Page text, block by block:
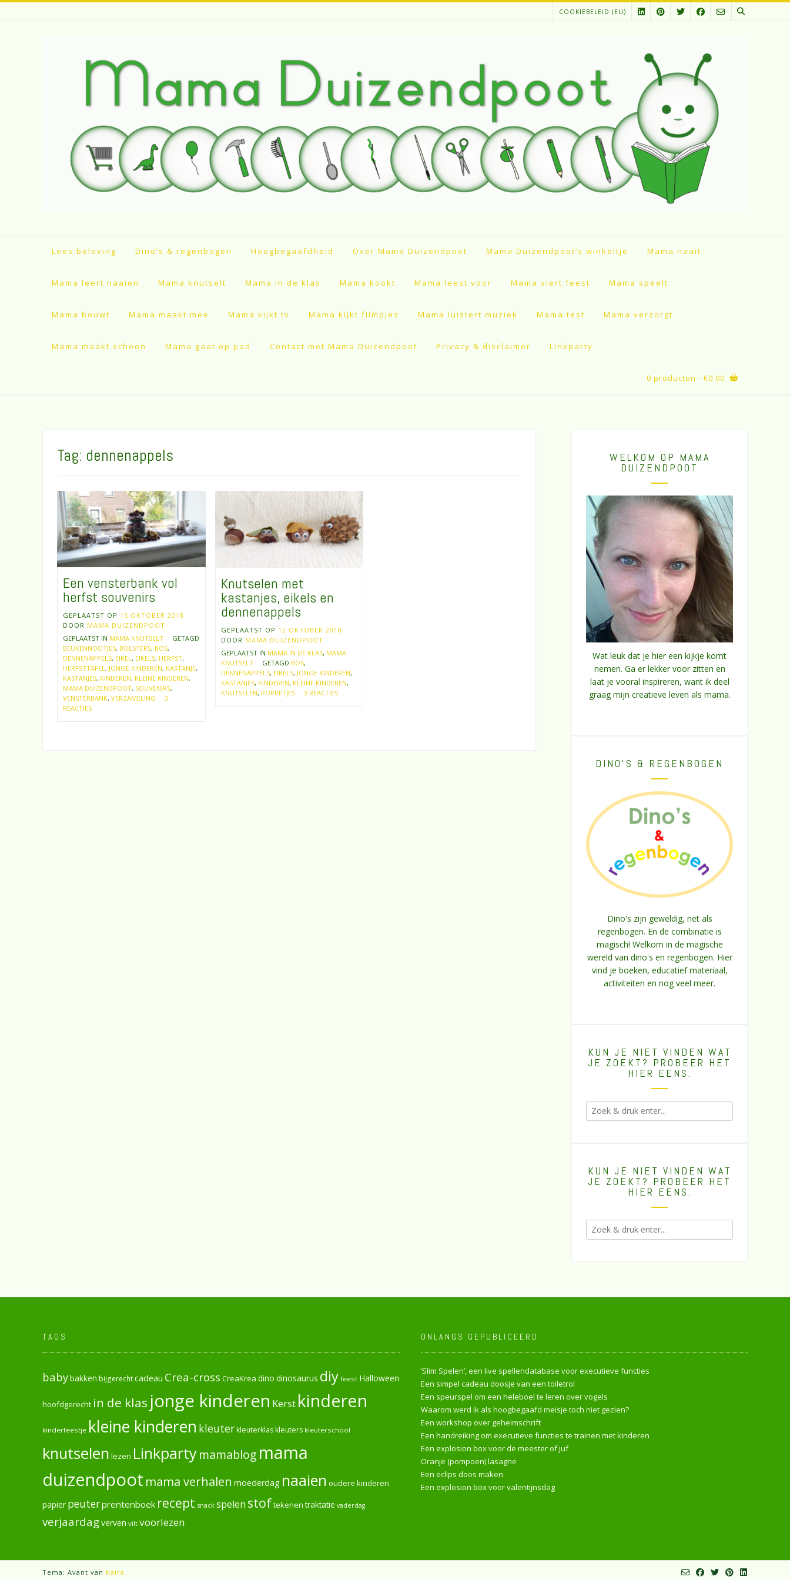
Spring
COOKIEBELEID (EU)
Lees beleving Dino’s & regenbogen Hoogbegaafdheid Over Mama Duizendpoot Mama Duizendpoot’s winkeltje Mama naait
Mama leert naaien Mama knutselt Mama in de klas Mama kookt Mama leest voor Mama viert feest Mama speelt
Mama bouwt Mama maakt mee Mama kijkt tv Mama kijkt filmpjes Mama luistert muziek Mama test Mama verzorgt
Mama maakt schoon Mama gaat op pad Contact met Mama Duizendpoot Privacy & disclaimer Linkparty
0 producten - €0.00
Tag: dennenappels
Een vensterbank vol
herfst souvenirs
GEPLAATST OP 15 OKTOBER 2018
DOOR MAMA DUIZENDPOOT
GEPLAATST IN MAMA KNUTSELT
GETAGD
BEUKENNOOTJES, BOLSTERS, BOS,
DENNENAPPELS, EIKEL , EIKELS, HERFST,
HERFSTTAFEL , JONGE KINDEREN, KASTANJE,
KASTANJES, KINDEREN, KLEINE KINDEREN,
MAMA DUIZENDPOOT, SOUVENIRS,
VENSTERBANK, VERZAMELING
3
REACTIES
Knutselen met
kastanjes, eikels en
dennenappels
GEPLAATST OP 12 OKTOBER 2018
DOOR MAMA DUIZENDPOOT
GEPLAATST IN MAMA IN DE KLAS, MAMA
KNUTSELT
GETAGD BOS,
DENNENAPPELS, EIKELS, JONGE KINDEREN,
KASTANJES, KINDEREN, KLEINE KINDEREN,
KNUTSELEN, POPPETJES 3 REACTIES
WELKOM OP MAMA
DUIZENDPOOT
Wat leuk dat je hier een kijkje komt
nemen. Ga er lekker voor zitten en
laat je vooral inspireren, want ik deel
graag mijn creatieve leven als mama.
DINO’S & REGENBOGEN
Dino's zijn geweldig, net als
regenbogen. En de combinatie is
magisch! Welkom in de magische
wereld van dino's en regenbogen. Hier
vind je boeken, educatief materiaal,
activiteiten en nog veel meer.
KUN JE NIET VINDEN WAT
JE ZOEKT? PROBEER HET
HIER EENS.
KUN JE NIET VINDEN WAT
JE ZOEKT? PROBEER HET
HIER EENS.
TAGS
babybakken bijgerechtcadeau Crea-cross CreaKrea dino dinosaurus diy feest Halloween
hoofdgerecht in de klas jonge kinderen Kerst kinderen
kinderfeestje kleine kinderen kleuterkleuterklaskleuters kleuterschool
knutselen lezen Linkpartymamablog mama
duizendpoot mama verhalen moederdag naaien oudere kinderen
papier peuterprentenboek recept snack spelen stoftekenen traktatie vaderdag
verjaardagverven vilt voorlezen
ONLANGS GEPUBLICEERD
‘Slim Spelen’, een live spellendatabase voor executieve functies
Een simpel cadeau doosje van een toiletrol
Een speurspel om een heleboel te leren over vogels
Waarom werd ik als hoogbegaafd meisje toch niet gezien?
Een workshop over geheimschrift
Een handreiking om executieve functies te trainen met kinderen
Een explosion box voor de meester of juf
Oranje (pompoen) lasagne
Een eclips doos maken
Een explosion box voor valentijnsdag
Tema: Avant van Kaira